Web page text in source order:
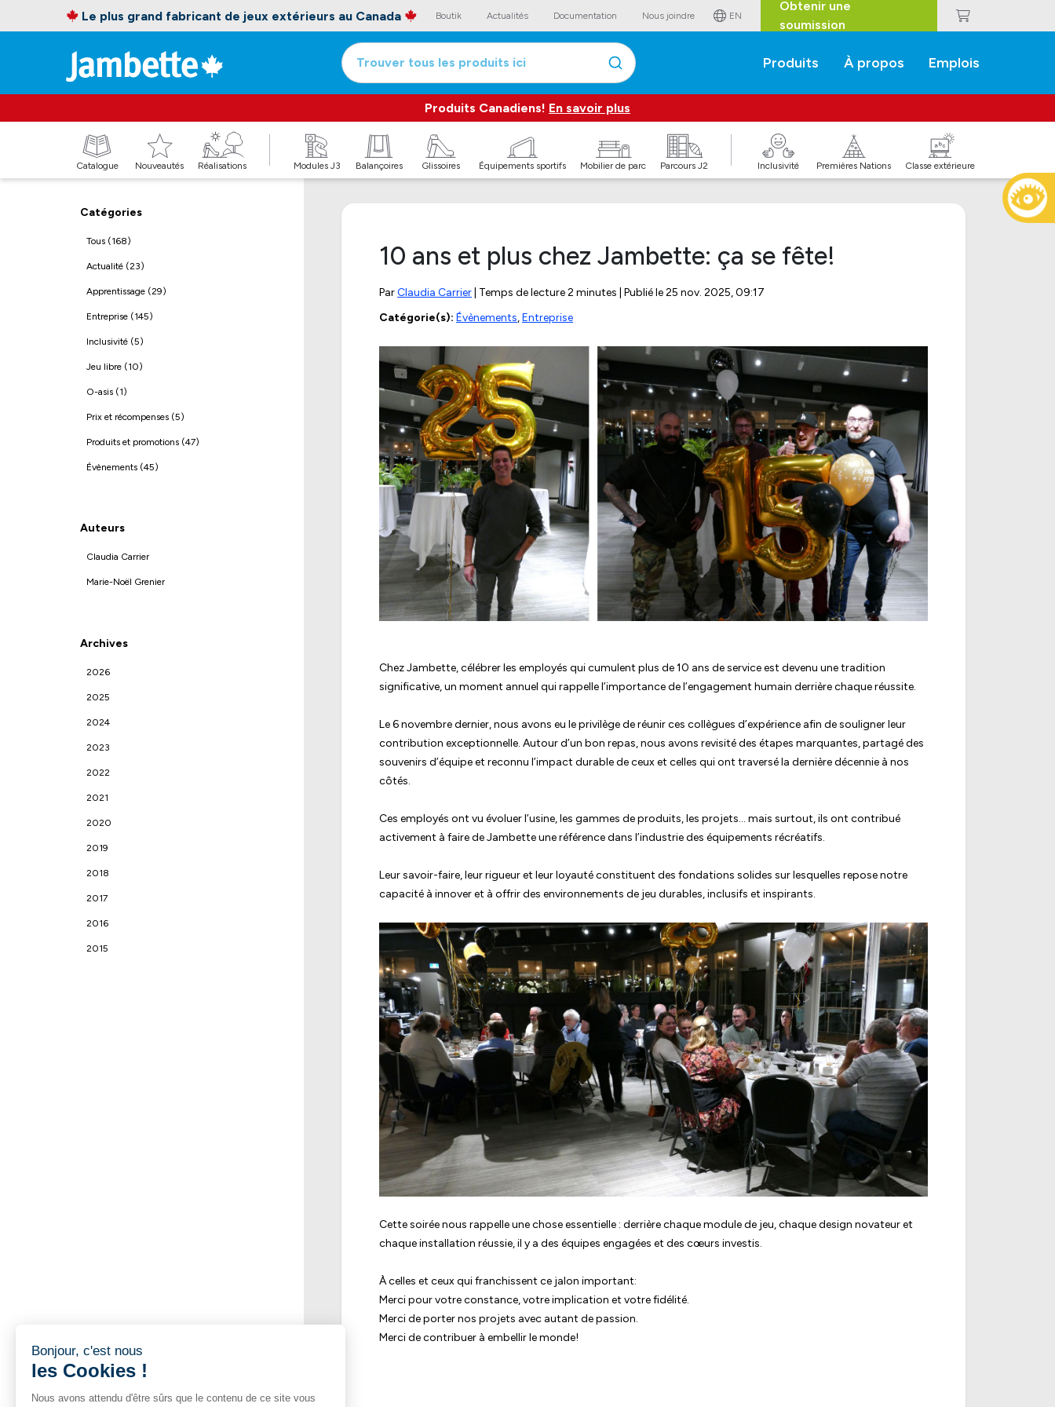
Le plus grand fabricant de jeux extérieurs au Canada Boutik Actualités Documentation Nous joindre EN
Obtenir une
soumission
Trouver tous les produits ici Produits À propos Emplois
Produits Canadiens! En savoir plus
Catalogue Nouveautés Réalisations Modules J3 Balançoires Glissoires Équipements sportifs Mobilier de parc Parcours J2 Inclusivité Premières Nations Classe extérieure
Catégories
Tous (168)
Actualité (23)
Apprentissage (29)
Entreprise (145)
Inclusivité (5)
Jeu libre (10)
O-asis (1)
Prix et récompenses (5)
Produits et promotions (47)
Évènements (45)
Auteurs
Claudia Carrier
Marie-Noël Grenier
Archives
2026
2025
2024
2023
2022
2021
2020
2019
2018
2017
2016
2015
10 ans et plus chez Jambette: ça se fête!
ParClaudia Carrier | Temps de lecture 2 minutes | Publié le25 nov. 2025, 09:17
Catégorie(s): Évènements,Entreprise
Chez Jambette, célébrer les employés qui cumulent plus de 10 ans de service est devenu une tradition
significative, un moment annuel qui rappelle l’importance de l’engagement humain derrière chaque réussite.
Le 6 novembre dernier, nous avons eu le privilège de réunir ces collègues d’expérience afin de souligner leur
contribution exceptionnelle. Autour d’un bon repas, nous avons revisité des étapes marquantes, partagé des
souvenirs d’équipe et reconnu l’impact durable de ceux et celles qui ont traversé la dernière décennie à nos
côtés.
Ces employés ont vu évoluer l’usine, les gammes de produits, les projets… mais surtout, ils ont contribué
activement à faire de Jambette une référence dans l’industrie des équipements récréatifs.
Leur savoir-faire, leur rigueur et leur loyauté constituent des fondations solides sur lesquelles repose notre
capacité à innover et à offrir des environnements de jeu durables, inclusifs et inspirants.
Cette soirée nous rappelle une chose essentielle : derrière chaque module de jeu, chaque design novateur et
chaque installation réussie, il y a des équipes engagées et des cœurs investis.
À celles et ceux qui franchissent ce jalon important:
Merci pour votre constance, votre implication et votre fidélité.
Merci de porter nos projets avec autant de passion.
Merci de contribuer à embellir le monde!